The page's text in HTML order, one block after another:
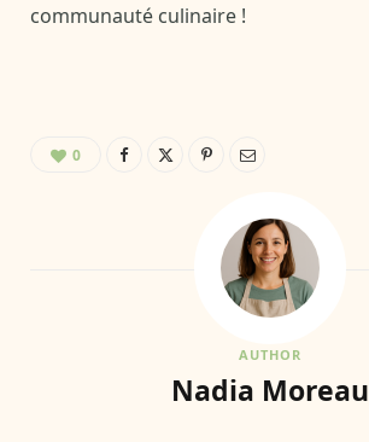
communauté culinaire !
0
AUTHOR
Nadia Moreau